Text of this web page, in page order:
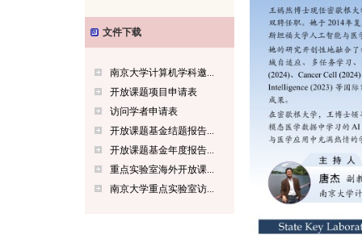
文件下载
南京大学计算机学科邀...
开放课题项目申请表
访问学者申请表
开放课题基金结题报告...
开放课题基金年度报告...
重点实验室海外开放课...
南京大学重点实验室访...